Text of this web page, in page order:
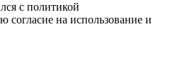
с политикой
согласие на использование и